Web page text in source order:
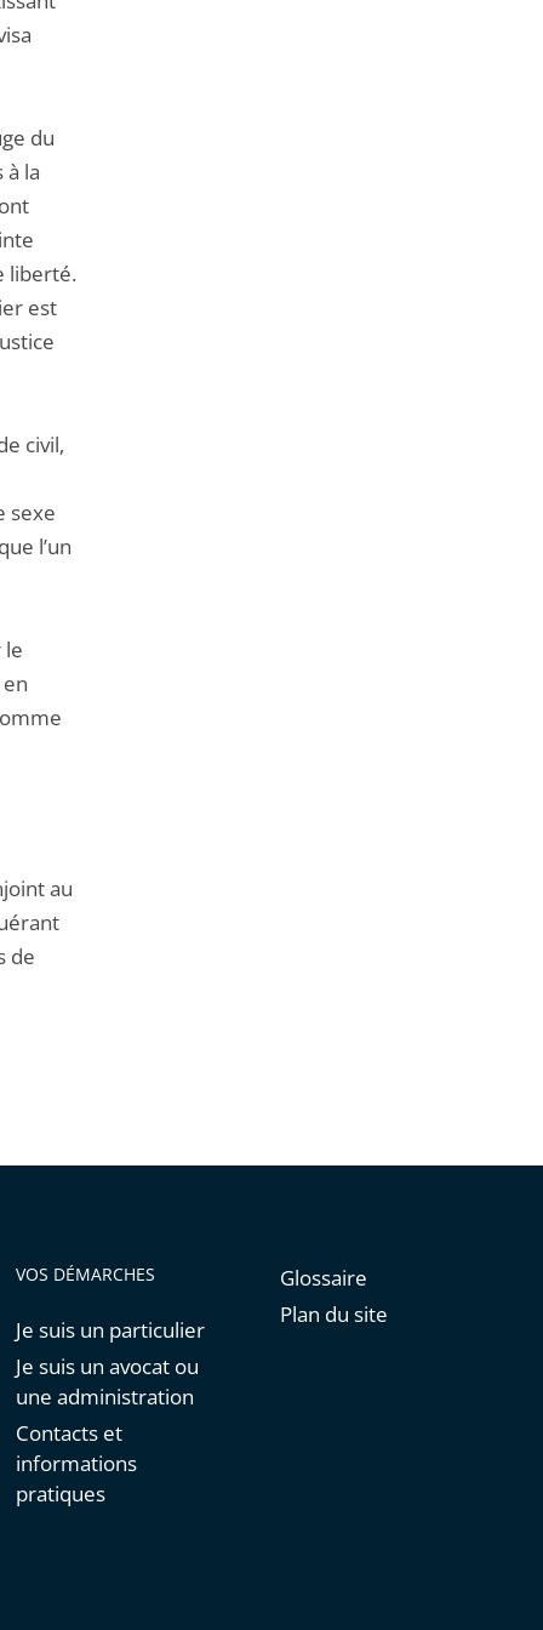
du
la
liberté.
est
civil,
sexe
l’un
le
au
de
VOS DÉMARCHES
Je suis un particulier
Je suis un avocat ou
une administration
Contacts et
informations
pratiques
Glossaire
Plan du site